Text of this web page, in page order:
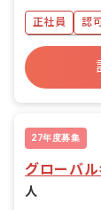
正社員 認
年間休日
寮・住宅・
27年度募集
グローバ
人